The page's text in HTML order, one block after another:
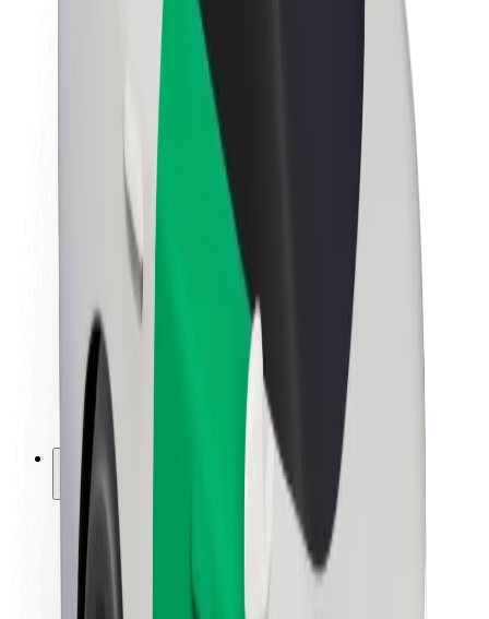
O platformi Bolt
Održivost uz Bolt
Projekt nula
Novosti
Smjernice za brend
Misija
Odnosi s investitorima
Vodstvo
Brend
Mediji
Urban Fund
Sigurnost
Sigurnost korisnika
Sigurnost vozača
Sigurnost na romobilu